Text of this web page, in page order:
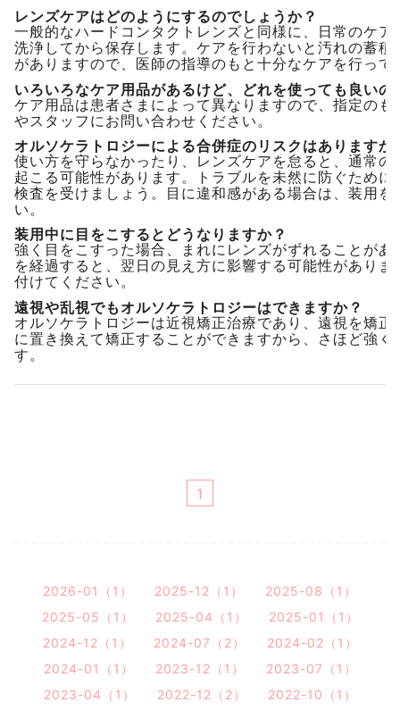
レンズケアはどのようにするのでしょうか？
一般的なハードコンタクトレンズと同様に、日常のケ
洗浄してから保存します。ケアを行わないと汚れの蓄
がありますので、医師の指導のもと十分なケアを行って
いろいろなケア用品があるけど、どれを使っても良いの
ケア用品は患者さまによって異なりますので、指定の
やスタッフにお問い合わせください。
オルソケラトロジーによる合併症のリスクはありますか
使い方を守らなかったり、レンズケアを怠ると、通常
起こる可能性があります。トラブルを未然に防ぐため
検査を受けましょう。目に違和感がある場合は、装用
い。
装用中に目をこするとどうなりますか？
強く目をこすった場合、まれにレンズがずれることが
を経過すると、翌日の見え方に影響する可能性があり
付けてください。
遠視や乱視でもオルソケラトロジーはできますか？
オルソケラトロジーは近視矯正治療であり、遠視を矯
に置き換えて矯正することができますから、さほど強
す。
1
2026-01（1） 2025-12（1）
2025-08（1）
2025-05（1）
2025-04（1）
2025-01（1）
2024-12（1）
2024-07（2）
2024-02（1）
2024-01（1）
2023-12（1）
2023-07（1）
2023-04（1）
2022-12（2） 2022-10（1）